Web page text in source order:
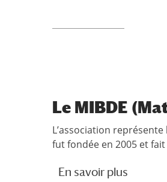
Le MIBDE
L’association
fut fondée en 2005 et fait
En savoir plus